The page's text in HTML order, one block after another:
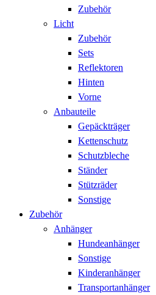
Zubehör
Licht
Zubehör
Sets
Reflektoren
Hinten
Vorne
Anbauteile
Gepäckträger
Kettenschutz
Schutzbleche
Ständer
Stützräder
Sonstige
Zubehör
Anhänger
Hundeanhänger
Sonstige
Kinderanhänger
Transportanhänger